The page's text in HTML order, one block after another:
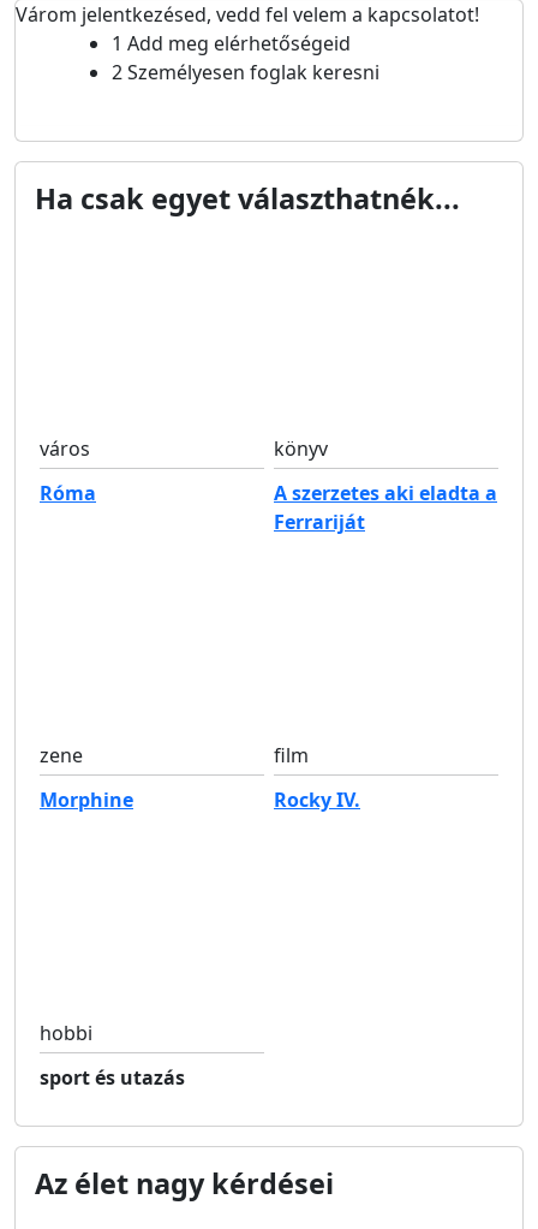
Várom jelentkezésed, vedd fel velem a kapcsolatot!
1 Add meg elérhetőségeid
2Személyesen foglak keresni
Ha csak egyet választhatnék...
város
Róma
könyv
A szerzetes aki eladta a
Ferrariját
zene
Morphine
film
Rocky IV.
hobbi
sport és utazás
Az élet nagy kérdései